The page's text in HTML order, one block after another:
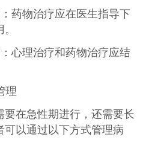
药物治疗应在医生指导下
心理治疗和药物治疗应结
理
要在急性期进行，还需要长
以通过以下方式管理病